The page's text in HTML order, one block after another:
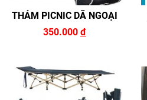
THẢM PICNIC DÃ NGOẠI
350.000 đ